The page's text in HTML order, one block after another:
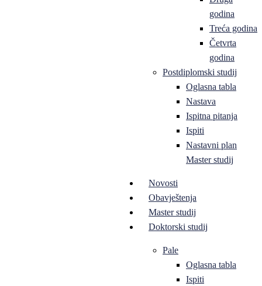
godina
Treća godina
Četvrta
godina
Postdiplomski studij
Oglasna tabla
Nastava
Ispitna pitanja
Ispiti
Nastavni plan
Master studij
Novosti
Obavještenja
Master studij
Doktorski studij
Pale
Oglasna tabla
Ispiti